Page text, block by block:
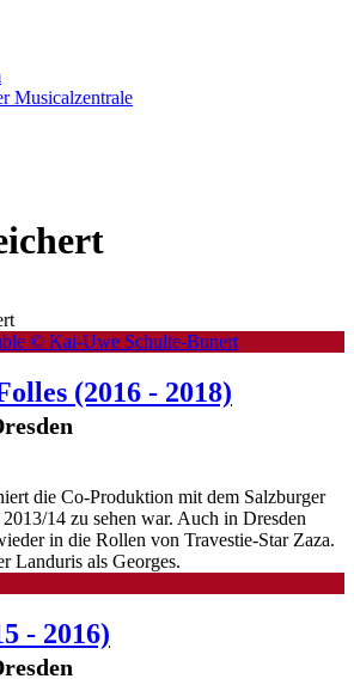
Musicalzentrale
(2016 - 2018)
die Co-Produktion mit dem Salzburger
14 zu sehen war. Auch in Dresden
in die Rollen von Travestie-Star Zaza.
Landuris als Georges.
- 2016)